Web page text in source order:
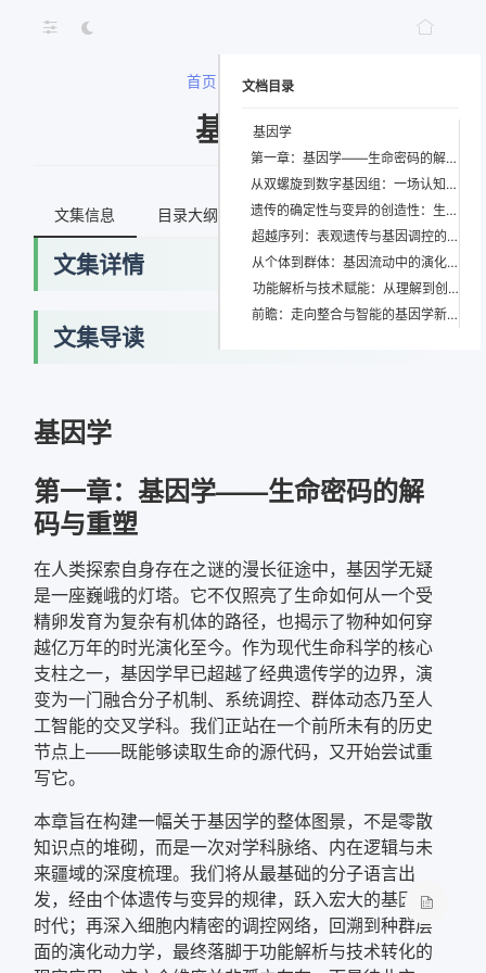
首页 基因学
基因学
文集信息 目录大纲 最新文档 知识宇宙
文集详情
文集导读
基因学
第一章：基因学——生命密码的解
码与重塑
在人类探索自身存在之谜的漫长征途中，基因学无疑
是一座巍峨的灯塔。它不仅照亮了生命如何从一个受
精卵发育为复杂有机体的路径，也揭示了物种如何穿
越亿万年的时光演化至今。作为现代生命科学的核心
支柱之一，基因学早已超越了经典遗传学的边界，演
变为一门融合分子机制、系统调控、群体动态乃至人
工智能的交叉学科。我们正站在一个前所未有的历史
节点上——既能够读取生命的源代码，又开始尝试重
写它。
本章旨在构建一幅关于基因学的整体图景，不是零散
知识点的堆砌，而是一次对学科脉络、内在逻辑与未
来疆域的深度梳理。我们将从最基础的分子语言出
发，经由个体遗传与变异的规律，跃入宏大的基因组
时代；再深入细胞内精密的调控网络，回溯到种群层
面的演化动力学，最终落脚于功能解析与技术转化的
文档目录
基因学
第一章：基因学——生命密码的解码与重塑
从双螺旋到数字基因组：一场认知范式的革命
遗传的确定性与变异的创造性：生命的双重旋律
超越序列：表观遗传与基因调控的交响乐
从个体到群体：基因流动中的演化史诗
功能解析与技术赋能：从理解到创造
前瞻：走向整合与智能的基因学新纪元